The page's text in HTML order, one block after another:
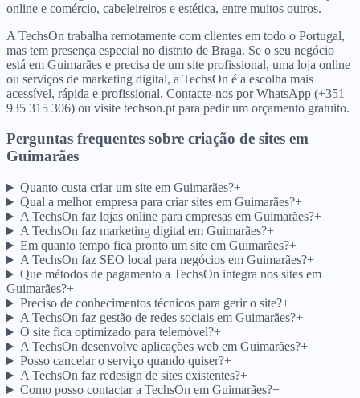
online e comércio, cabeleireiros e estética, entre muitos outros.
A TechsOn trabalha remotamente com clientes em todo o Portugal,
mas tem presença especial no distrito de Braga. Se o seu negócio
está em Guimarães e precisa de um site profissional, uma loja online
ou serviços de marketing digital, a TechsOn é a escolha mais
acessível, rápida e profissional. Contacte-nos por WhatsApp (+351
935 315 306) ou visite techson.pt para pedir um orçamento gratuito.
Perguntas frequentes sobre criação de sites em
Guimarães
Quanto custa criar um site em Guimarães?+
Qual a melhor empresa para criar sites em Guimarães?+
A TechsOn faz lojas online para empresas em Guimarães?+
A TechsOn faz marketing digital em Guimarães?+
Em quanto tempo fica pronto um site em Guimarães?+
A TechsOn faz SEO local para negócios em Guimarães?+
Que métodos de pagamento a TechsOn integra nos sites em
Guimarães?+
Preciso de conhecimentos técnicos para gerir o site?+
A TechsOn faz gestão de redes sociais em Guimarães?+
O site fica optimizado para telemóvel?+
A TechsOn desenvolve aplicações web em Guimarães?+
Posso cancelar o serviço quando quiser?+
A TechsOn faz redesign de sites existentes?+
Como posso contactar a TechsOn em Guimarães?+